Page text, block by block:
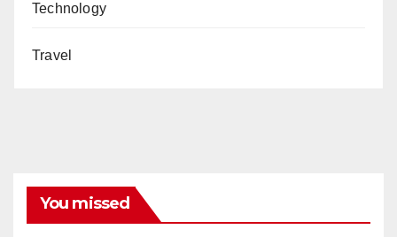
Technology
Travel
You missed